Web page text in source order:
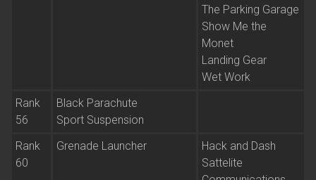
The Parking Garage
Show Me the
Monet
Landing Gear
Wet Work
Rank
56
Black Parachute
Sport Suspension
Rank
60
Grenade Launcher
Hack and Dash
Sattelite